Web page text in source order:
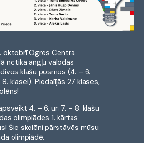
oktobrī Ogres Centra
notika angļu valodas
klašu posmos (4. – 6.
8. klasei). Piedalījās 27 klases,
4. – 6. un 7. – 8. klašu
olimpiādes 1. kārtas
Šie skolēni pārstāvēs mūsu
olimpiādē.